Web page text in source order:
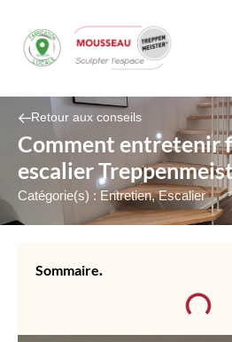
Retour aux conseils
Comment entretenir
escalier
Catégorie(s) : Entretien,Escalier
Sommaire.